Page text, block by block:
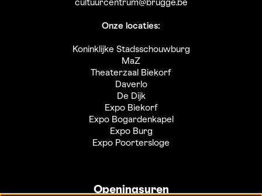
cultuurcentrum@brugge.be
Onze locaties:
Koninklijke Stadsschouwburg
MaZ
Theaterzaal Biekorf
Daverlo
De Dijk
Expo Biekorf
Expo Bogardenkapel
Expo Burg
Expo Poortersloge
Openingsuren